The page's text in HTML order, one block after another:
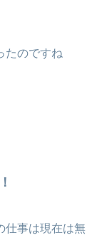
たのですね
仕事は現在は無